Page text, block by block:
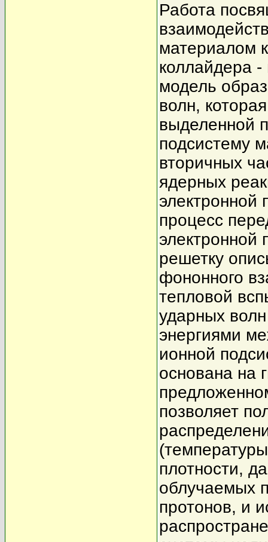
Работа
материалом
коллайдера
модель
волн,
выделенной
подсистему
вторичных
ядерных
процесс
электронной
решетку
фононного
тепловой
ударных
энергиями
ионной
основана на
позволяет
плотности,
облучаемых
протонов, и